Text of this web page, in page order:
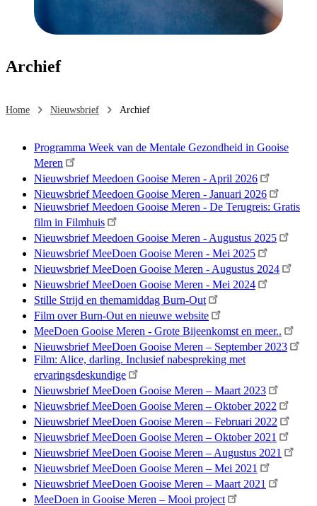
Archief
Home Nieuwsbrief Archief
Programma Week van de Mentale Gezondheid in Gooise
Meren
Nieuwsbrief Meedoen Gooise Meren - April 2026
Nieuwsbrief Meedoen Gooise Meren - Januari 2026
Nieuwsbrief Meedoen Gooise Meren - De Terugreis: Gratis
film in Filmhuis
Nieuwsbrief Meedoen Gooise Meren - Augustus 2025
Nieuwsbrief MeeDoen Gooise Meren - Mei 2025
Nieuwsbrief MeeDoen Gooise Meren - Augustus 2024
Nieuwsbrief MeeDoen Gooise Meren - Mei 2024
Stille Strijd en themamiddag Burn-Out
Film over Burn-Out en nieuwe website
MeeDoen Gooise Meren - Grote Bijeenkomst en meer..
Nieuwsbrief MeeDoen Gooise Meren – September 2023
Film: Alice, darling. Inclusief nabespreking met
ervaringsdeskundige
Nieuwsbrief MeeDoen Gooise Meren – Maart 2023
Nieuwsbrief MeeDoen Gooise Meren – Oktober 2022
Nieuwsbrief MeeDoen Gooise Meren – Februari 2022
Nieuwsbrief MeeDoen Gooise Meren – Oktober 2021
Nieuwsbrief MeeDoen Gooise Meren – Augustus 2021
Nieuwsbrief MeeDoen Gooise Meren – Mei 2021
Nieuwsbrief MeeDoen Gooise Meren – Maart 2021
MeeDoen in Gooise Meren – Mooi project